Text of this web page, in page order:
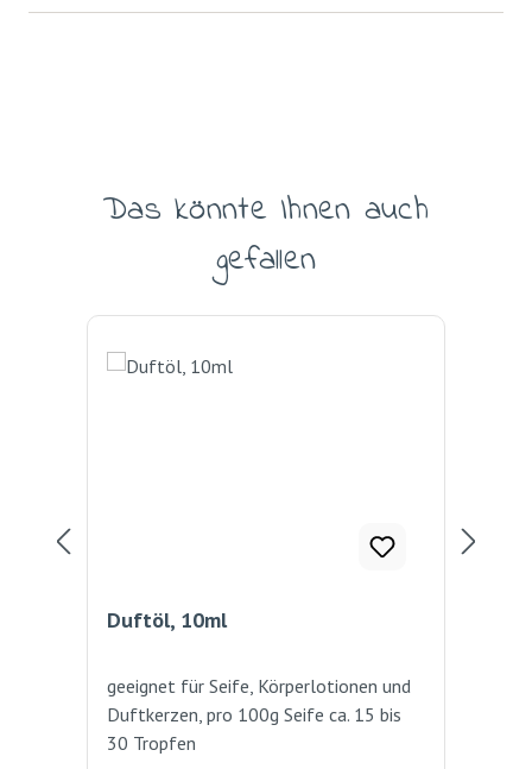
Produktgalerie überspringen
Das könnte Ihnen auch
gefallen
Duftöl, 10ml
geeignet für Seife, Körperlotionen und
Duftkerzen, pro 100g Seife ca. 15 bis
30 Tropfen